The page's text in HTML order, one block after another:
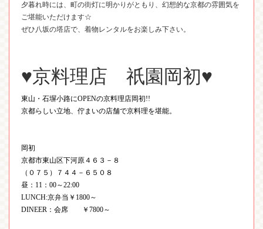
夕暮れ時には、町の街灯に明かりがともり、幻想的な京都の雰囲気を
ご堪能いただけます☆
ぜひ八坂の塔店で、着物レンタルをお楽しみ下さい。
♥京料理店 祇園岡初♥
東山・石塀小路にOPENの京料理店岡初!!
京都らしい立地、佇まいの店舗で京料理を堪能。
岡初
京都市東山区下河原４６３－８
（０７５）７４４－６５０８
昼： 11 ： 00～22:00
LUNCH:京弁当￥ 1800～
DINEER ：会席 ￥ 7800～